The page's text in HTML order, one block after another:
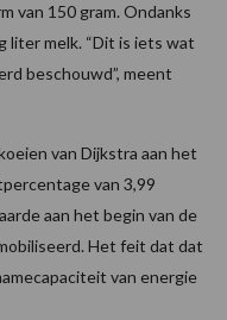
van 150 gram. Ondanks
liter melk. “Dit is iets wat
beschouwd”, meent
van Dijkstra aan het
van 3,99
aan het begin van de
Het feit dat dat
van energie